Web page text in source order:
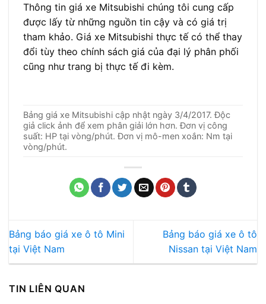
Thông tin giá xe Mitsubishi chúng tôi cung cấp
được lấy từ những nguồn tin cậy và có giá trị
tham khảo. Giá xe Mitsubishi thực tế có thể thay
đổi tùy theo chính sách giá của đại lý phân phối
cũng như trang bị thực tế đi kèm.
Bảng giá xe Mitsubishi cập nhật ngày 3/4/2017. Độc
giả click ảnh để xem phân giải lớn hơn. Đơn vị công
suất: HP tại vòng/phút. Đơn vị mô-men xoắn: Nm tại
vòng/phút.
Bảng báo giá xe ô tô Mini
tại Việt Nam
Bảng báo giá xe ô tô
Nissan tại Việt Nam
TIN LIÊN QUAN